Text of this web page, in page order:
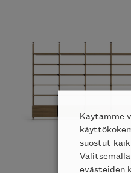
Käytämme
suostut
evästeiden